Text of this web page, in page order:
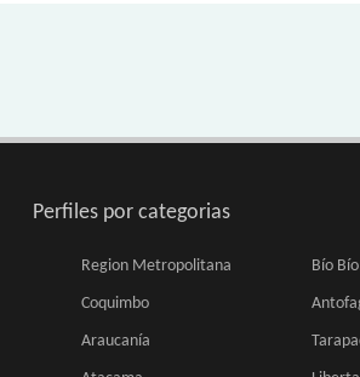
Perfiles por categorias
Region Metropolitana Bío Bío
Coquimbo
Araucanía